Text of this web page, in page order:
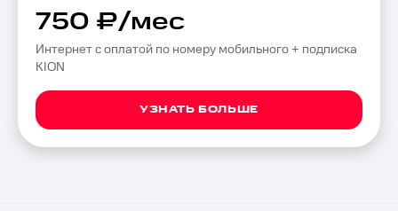
750 ₽/мес
Интернет с оплатой по номеру мобильного + подписка
KION
УЗНАТЬ БОЛЬШЕ